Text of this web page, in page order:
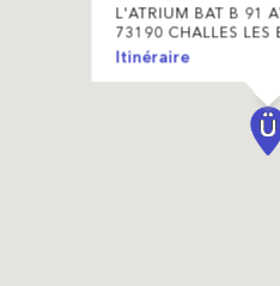
L'ATRIUM BAT B 91
73190 CHALLES LES
Itinéraire